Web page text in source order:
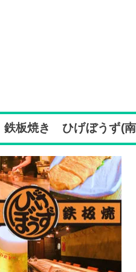
鉄板焼き ひげぼうず(